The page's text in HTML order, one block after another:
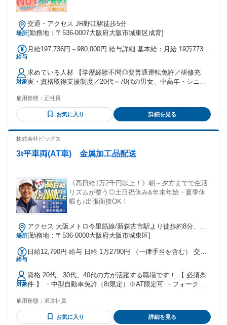
場所
交通・アクセス JR野江駅徒歩5分
[勤務地：〒536-0007大阪府大阪市城東区成育]
給与
月給197,736円～980,000円 給与詳細 基本給：月給 19万7736
払われる通勤・皆勤・家族手当金額：なし 全員に一律で支払
われるその他手当金額：なし ※乗務開始～6ヶ月 ▼乗務開始
から6ヶ月保障給を支給 （規定有）月給35万円 ※総額が保障
金額を上回る歩合は上乗せ ※研修期間は日給1万円（10～25
数就業での月給にて掲載 【手当】 ・残業手当 ・深夜手当 ・
服務手当 ・社員紹介手当 ・慶弔見舞金 ★「社会保険料」と
「税金」以外の給与控除はありません★☆保障給で社員の安
定もバックアップ 当グループでは、「車両使用料・無線使用
料・クレジット手数料」等の給料控除を100%撤廃していま
す。 そのため、日々の稼ぎがダイレクトに給与に反映されま
対象
求めている人材 【学歴経験不問◎要普通運転免許／研修充
実・資格取得支援制度／20代～70代の男女、中高年・シニア
（取得3年以上の方／AT限定可） ★ひとつでも当てはまる方
はご応募を！ ・人の役に立つ仕事をしたい ・安定した企業で
キャリアを築いていきたい ・語学力（英語、韓国語、中国語
事を探している ・“超一流”のサービススキルを身につけたい
事をしたい ★過去入社者の職歴例：営業・接客業・事務・介
雇用形態： 正社員
お気に入り 詳細を見る
株式会社ビッグス
3t平車両(AT車) 金属加工品配送
《高日給1万2千円以上！》朝～夕方までで生活
リズムが整う◎土日祝休み&年末年始・夏季休
暇も♪出張面接OK！
場所
アクセス 大阪メトロ今里筋線/新森古市駅より徒歩約8分、京
阪本線/関目駅より徒歩13分
[勤務地：〒536-0000大阪府大阪市城東区]
給与
日給12,790円 給与 日給 1万2790円 （一律手当を含む） 交通
対象
資格 20代、30代、40代の方が活躍する職場です！ 【 必須条
件 】 ・中型自動車免許（8t限定）※AT限定可 ・フォークリ
＞ ・運転技術を活かして働きたい方 ・高収入のドライバーの
お仕事を探している方 ・配送ドライバーやトラック運転手、
配達の経験がある方 ・中型ドライバー・大型ドライバーの経
雇用形態： 派遣社員
お気に入り 詳細を見る